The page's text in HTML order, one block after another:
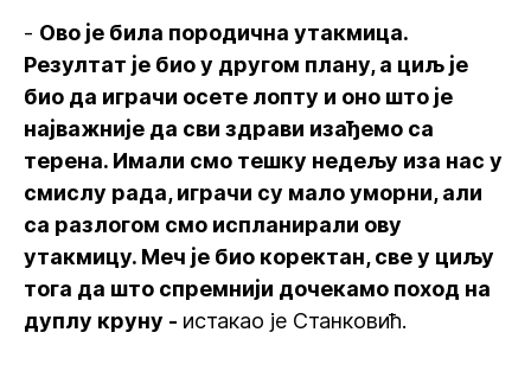
- Ово је била породична утакмица.
Резултат је био у другом плану, а циљ је
био да играчи осете лопту и оно што је
најважније да сви здрави изађемо са
терена. Имали смо тешку недељу иза нас у
смислу рада, играчи су мало уморни, али
са разлогом смо испланирали ову
утакмицу. Меч је био коректан, све у циљу
тога да што спремнији дочекамо поход на
дуплу круну - истакао је Станковић.